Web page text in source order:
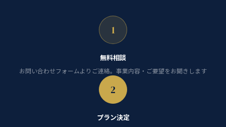
1
無料相談
お問い合わせフォームよりご連絡。事業内容・ご要望をお聞きします
2
プラン決定